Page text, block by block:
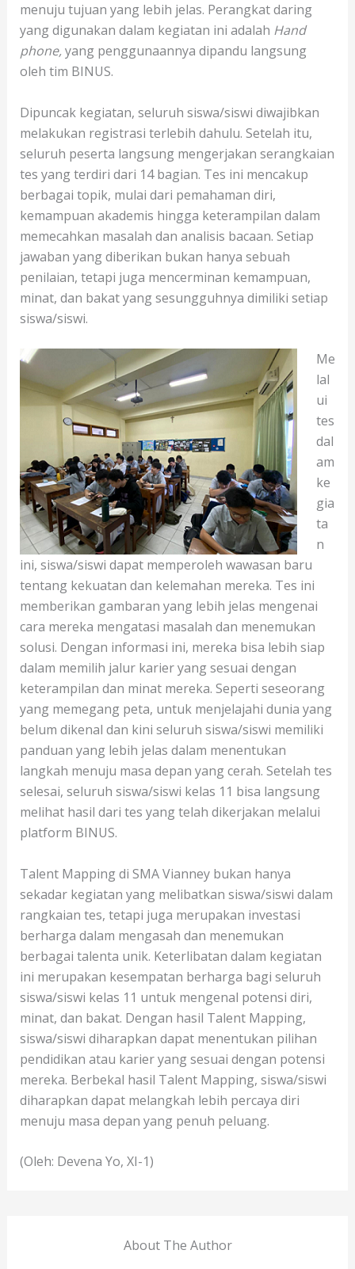
menuju tujuan yang lebih jelas. Perangkat daring
yang digunakan dalam kegiatan ini adalah Hand
phone,yang penggunaannya dipandu langsung
oleh tim BINUS.
Dipuncak kegiatan, seluruh siswa/siswi diwajibkan
melakukan registrasi terlebih dahulu. Setelah itu,
seluruh peserta langsung mengerjakan serangkaian
tes yang terdiri dari 14 bagian. Tes ini mencakup
berbagai topik, mulai dari pemahaman diri,
kemampuan akademis hingga keterampilan dalam
memecahkan masalah dan analisis bacaan. Setiap
jawaban yang diberikan bukan hanya sebuah
penilaian, tetapi juga mencerminan kemampuan,
minat, dan bakat yang sesungguhnya dimiliki setiap
siswa/siswi.
Me
lal
ui
tes
dal
am
ke
gia
ta
n
ini, siswa/siswi dapat memperoleh wawasan baru
tentang kekuatan dan kelemahan mereka. Tes ini
memberikan gambaran yang lebih jelas mengenai
cara mereka mengatasi masalah dan menemukan
solusi. Dengan informasi ini, mereka bisa lebih siap
dalam memilih jalur karier yang sesuai dengan
keterampilan dan minat mereka. Seperti seseorang
yang memegang peta, untuk menjelajahi dunia yang
belum dikenal dan kini seluruh siswa/siswi memiliki
panduan yang lebih jelas dalam menentukan
langkah menuju masa depan yang cerah. Setelah tes
selesai, seluruh siswa/siswi kelas 11 bisa langsung
melihat hasil dari tes yang telah dikerjakan melalui
platform BINUS.
Talent Mapping di SMA Vianney bukan hanya
sekadar kegiatan yang melibatkan siswa/siswi dalam
rangkaian tes, tetapi juga merupakan investasi
berharga dalam mengasah dan menemukan
berbagai talenta unik. Keterlibatan dalam kegiatan
ini merupakan kesempatan berharga bagi seluruh
siswa/siswi kelas 11 untuk mengenal potensi diri,
minat, dan bakat. Dengan hasil Talent Mapping,
siswa/siswi diharapkan dapat menentukan pilihan
pendidikan atau karier yang sesuai dengan potensi
mereka. Berbekal hasil Talent Mapping, siswa/siswi
diharapkan dapat melangkah lebih percaya diri
menuju masa depan yang penuh peluang.
(Oleh: Devena Yo, XI-1)
About The Author